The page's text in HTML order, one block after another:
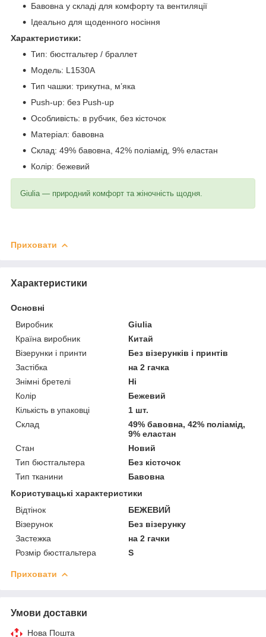
Бавовна у складі для комфорту та вентиляції
Ідеально для щоденного носіння
Характеристики:
Тип: бюстгальтер / браллет
Модель: L1530A
Тип чашки: трикутна, м’яка
Push-up: без Push-up
Особливість: в рубчик, без кісточок
Матеріал: бавовна
Склад: 49% бавовна, 42% поліамід, 9% еластан
Колір: бежевий
Giulia — природний комфорт та жіночність щодня.
Приховати
Характеристики
Основні
Виробник
Giulia
Країна виробник
Китай
Візерунки і принти
Без візерунків і принтів
Застібка
на 2 гачка
Знімні бретелі
Ні
Колір
Бежевий
Кількість в упаковці
1 шт.
Склад
49% бавовна, 42% поліамід,
9% еластан
Стан
Новий
Тип бюстгальтера
Без кісточок
Тип тканини
Бавовна
Користувацькі характеристики
Відтінок
БЕЖЕВИЙ
Візерунок
Без візерунку
Застежка
на 2 гачки
Розмір бюстгальтера
S
Приховати
Умови доставки
Нова Пошта